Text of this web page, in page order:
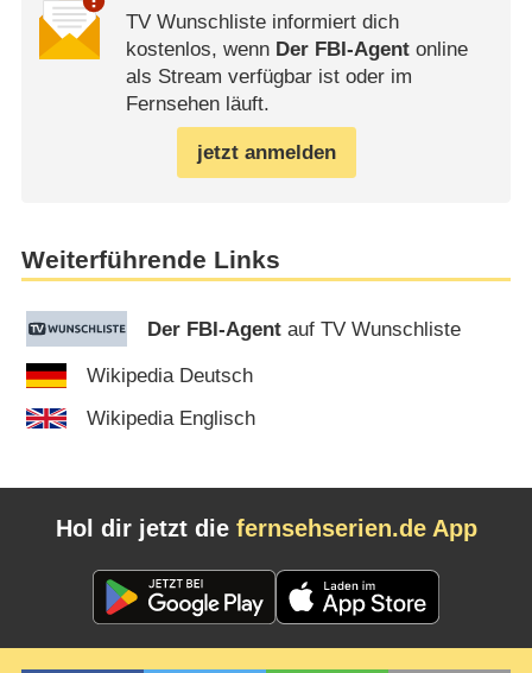
TV Wunschliste informiert dich
kostenlos, wenn Der FBI-Agentonline
als Stream verfügbar ist oder im
Fernsehen läuft.
jetzt anmelden
Weiterführende Links
Der FBI-Agent auf TV Wunschliste
Wikipedia Deutsch
Wikipedia Englisch
Hol dir jetzt die fernsehserien.de App